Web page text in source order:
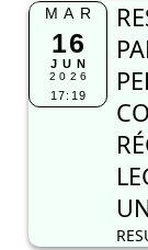
MAR
16
JUN
2026
17:19